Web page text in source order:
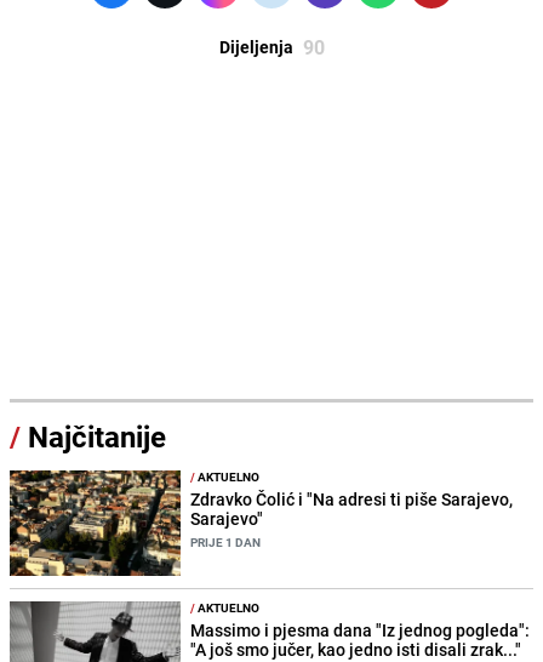
Dijeljenja 90
/ Najčitanije
/AKTUELNO
Zdravko Čolić i "Na adresi ti piše Sarajevo,
Sarajevo"
PRIJE 1 DAN
/AKTUELNO
Massimo i pjesma dana "Iz jednog pogleda":
"A još smo jučer, kao jedno isti disali zrak..."